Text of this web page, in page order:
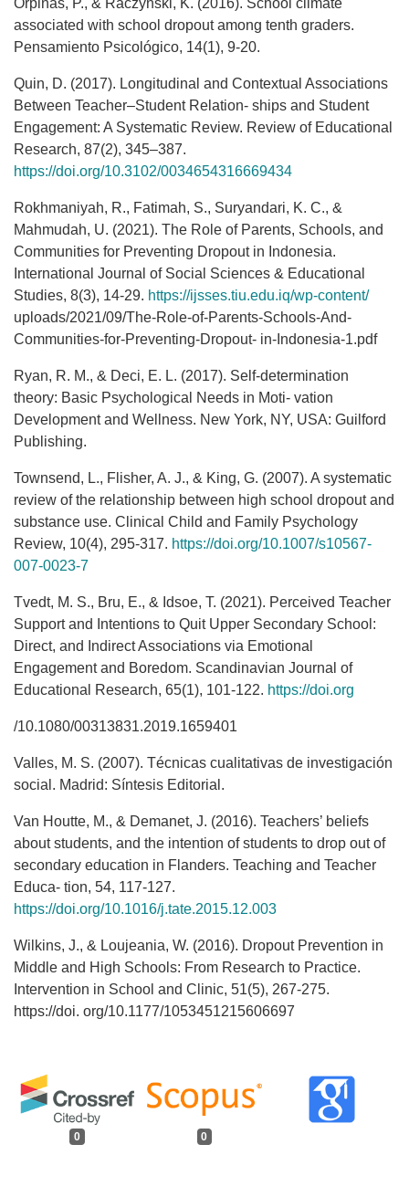
0 0
Orpinas, P., & Raczynski, K. (2016). School climate
associated with school dropout among tenth graders.
Pensamiento Psicológico, 14(1), 9-20.
Quin, D. (2017). Longitudinal and Contextual Associations
Between Teacher–Student Relation- ships and Student
Engagement: A Systematic Review. Review of Educational
Research, 87(2), 345–387.
https://doi.org/10.3102/0034654316669434
Rokhmaniyah, R., Fatimah, S., Suryandari, K. C., &
Mahmudah, U. (2021). The Role of Parents, Schools, and
Communities for Preventing Dropout in Indonesia.
International Journal of Social Sciences & Educational
Studies, 8(3), 14-29. https://ijsses.tiu.edu.iq/wp-content/
uploads/2021/09/The-Role-of-Parents-Schools-And-
Communities-for-Preventing-Dropout- in-Indonesia-1.pdf
Ryan, R. M., & Deci, E. L. (2017). Self-determination
theory: Basic Psychological Needs in Moti- vation
Development and Wellness. New York, NY, USA: Guilford
Publishing.
Townsend, L., Flisher, A. J., & King, G. (2007). A systematic
review of the relationship between high school dropout and
substance use. Clinical Child and Family Psychology
Review, 10(4), 295-317. https://doi.org/10.1007/s10567-
007-0023-7
Tvedt, M. S., Bru, E., & Idsoe, T. (2021). Perceived Teacher
Support and Intentions to Quit Upper Secondary School:
Direct, and Indirect Associations via Emotional
Engagement and Boredom. Scandinavian Journal of
Educational Research, 65(1), 101-122. https://doi.org
/10.1080/00313831.2019.1659401
Valles, M. S. (2007). Técnicas cualitativas de investigación
social. Madrid: Síntesis Editorial.
Van Houtte, M., & Demanet, J. (2016). Teachers’ beliefs
about students, and the intention of students to drop out of
secondary education in Flanders. Teaching and Teacher
Educa- tion, 54, 117-127.
https://doi.org/10.1016/j.tate.2015.12.003
Wilkins, J., & Loujeania, W. (2016). Dropout Prevention in
Middle and High Schools: From Research to Practice.
Intervention in School and Clinic, 51(5), 267-275.
https://doi. org/10.1177/1053451215606697